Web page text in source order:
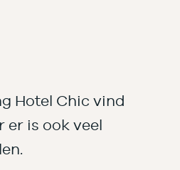
Hotel Chic vind
er is ook veel